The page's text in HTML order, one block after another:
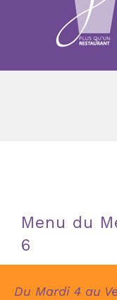
Menu du
6
Du Mardi 4 au